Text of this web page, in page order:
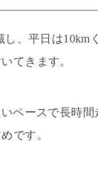
し、平日は10km
てきます。
ペースで長時
です。